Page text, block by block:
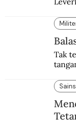
Tak
Sains